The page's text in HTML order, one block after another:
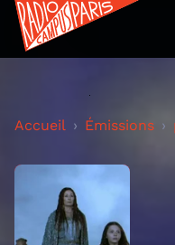
Accueil Émissions